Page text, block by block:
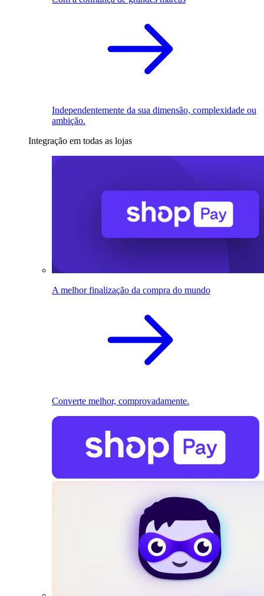
Independentemente da sua dimensão, complexidade ou
ambição.
Integração em todas as lojas
A melhor finalização da compra do mundo
Converte melhor, comprovadamente.